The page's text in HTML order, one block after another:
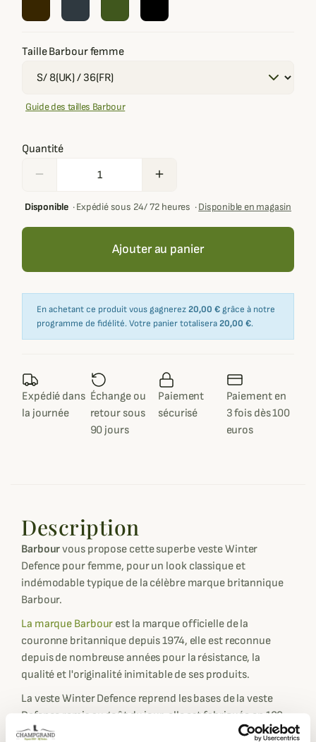
Taille Barbour femme
Guide des tailles Barbour
Quantité
remove add
Disponible·Expédié sous 24/ 72 heures ·Disponible en magasin
Ajouter au panier
En achetant ce produit vous gagnerez20,00 € grâce à notre
programme de fidélité. Votre panier totalisera20,00 €.
Expédié dans
la journée
Échange ou
retour sous
90 jours
Paiement
sécurisé
Paiement en
3 fois dès 100
euros
Description
Barbourvous propose cette superbe veste Winter
Defence pour femme, pour un look classique et
indémodable typique de la célèbre marque britannique
Barbour.
La marque Barbour est la marque officielle de la
couronne britannique depuis 1974, elle est reconnue
depuis de nombreuse années pour la résistance, la
qualité et l'originalité inimitable de ses produits.
La veste Winter Defence reprend les bases de la veste
Defence remis au goût du jour, elle est fabriquée en 100
% toile de coton huilé 8Oz qui vous promettra chaleur et